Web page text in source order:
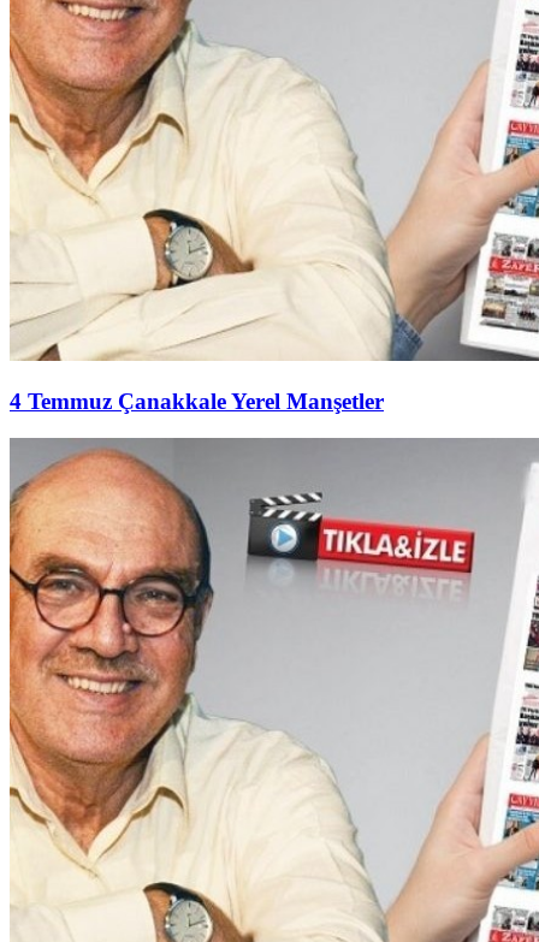
4 Temmuz Çanakkale Yerel Manşetler